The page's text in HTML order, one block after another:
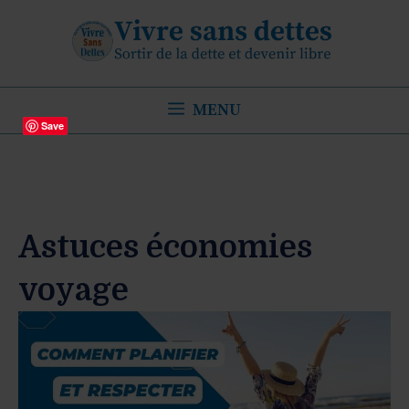
MENU
Astuces économies
voyage
Save